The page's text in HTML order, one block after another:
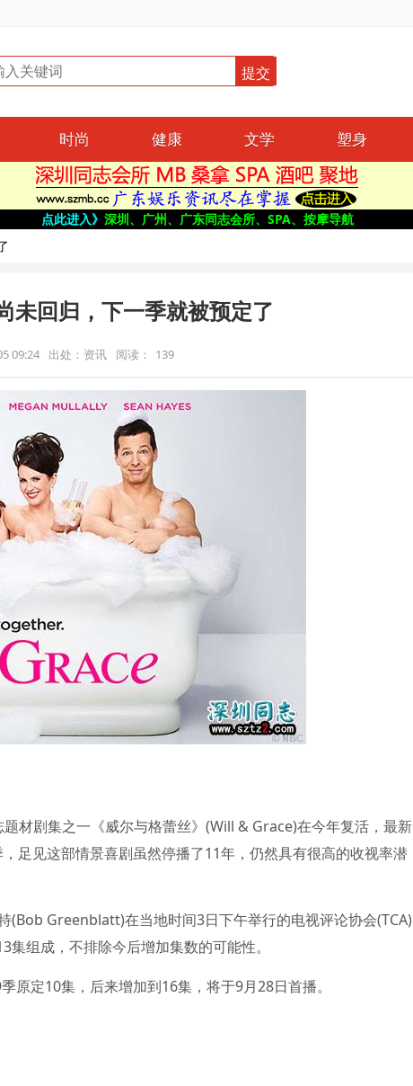
时尚 健康 文学 塑身
点此进入》 深圳、广州、广东同志会所、SPA、按摩导航
未回归，下一季就被预定了
09:24 出处：资讯 阅读： 139
剧集之一《威尔与格蕾丝》(Will & Grace)在今年复活，最新
足见这部情景喜剧虽然停播了11年，仍然具有很高的收视率潜
Greenblatt)在当地时间3日下午举行的电视评论协会(TCA)
组成，不排除今后增加集数的可能性。
定10集，后来增加到16集，将于9月28日首播。